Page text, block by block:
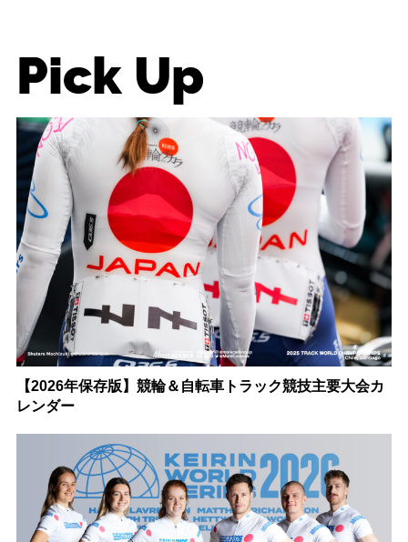
Pick Up
【2026年保存版】競輪＆自転車トラック競技主要大会カ
レンダー